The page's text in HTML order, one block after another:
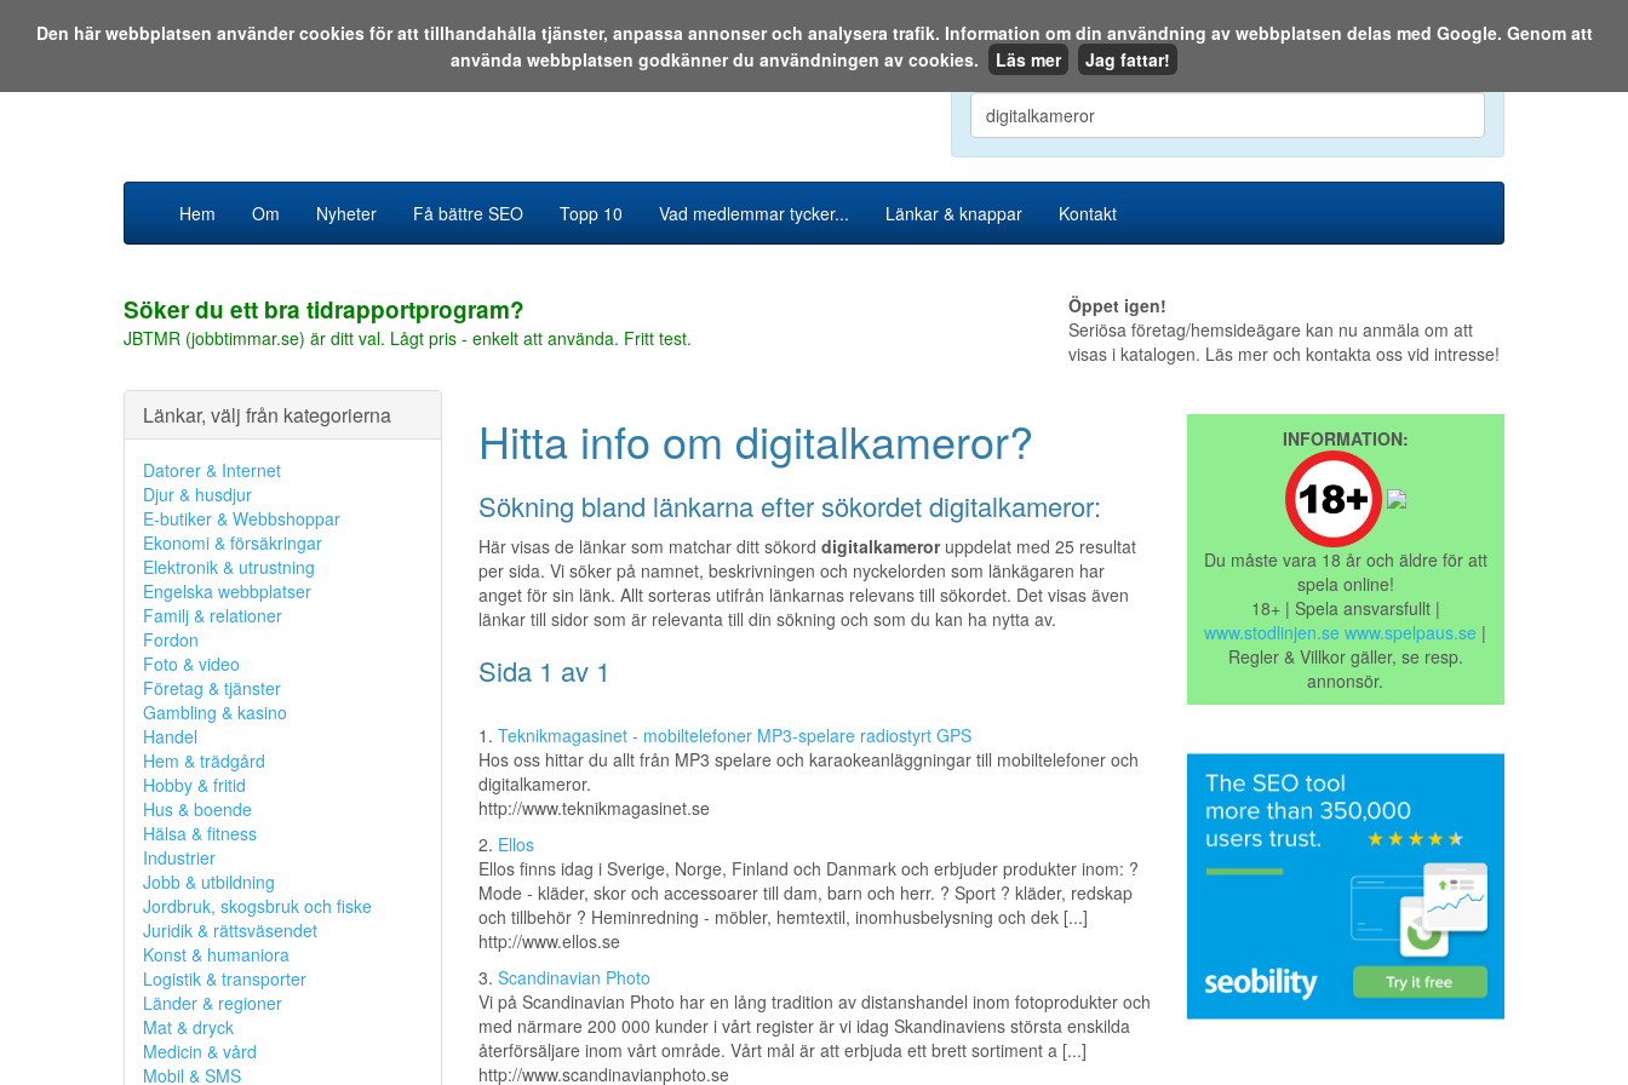
Den 7 augusti 2026
Sök i katalogen eller på webben:
Hem Om Nyheter Få bättre SEO Topp 10 Vad medlemmar tycker... Länkar & knappar Kontakt
Söker du ett bra tidrapportprogram?
JBTMR (jobbtimmar.se) är ditt val. Lågt pris - enkelt att använda. Fritt test.
Öppet igen!
Seriösa företag/hemsideägare kan nu anmäla om att
visas i katalogen. Läs mer och kontakta oss vid intresse!
Länkar, välj från kategorierna
Datorer & Internet
Djur & husdjur
E-butiker & Webbshoppar
Ekonomi & försäkringar
Elektronik & utrustning
Engelska webbplatser
Familj & relationer
Fordon
Foto & video
Företag & tjänster
Gambling & kasino
Handel
Hem & trädgård
Hobby & fritid
Hus & boende
Hälsa & fitness
Industrier
Jobb & utbildning
Jordbruk, skogsbruk och fiske
Juridik & rättsväsendet
Konst & humaniora
Logistik & transporter
Länder & regioner
Mat & dryck
Medicin & vård
Mobil & SMS
Hitta info om digitalkameror?
Sökning bland länkarna efter sökordet digitalkameror:
Här visas de länkar som matchar ditt sökord digitalkameroruppdelat med 25 resultat
per sida. Vi söker på namnet, beskrivningen och nyckelorden som länkägaren har
anget för sin länk. Allt sorteras utifrån länkarnas relevans till sökordet. Det visas även
länkar till sidor som är relevanta till din sökning och som du kan ha nytta av.
Sida 1 av 1
1. Teknikmagasinet - mobiltelefoner MP3-spelare radiostyrt GPS
Hos oss hittar du allt från MP3 spelare och karaokeanläggningar till mobiltelefoner och
digitalkameror.
http://www.teknikmagasinet.se
2. Ellos
Ellos finns idag i Sverige, Norge, Finland och Danmark och erbjuder produkter inom: ?
Mode - kläder, skor och accessoarer till dam, barn och herr. ? Sport ? kläder, redskap
och tillbehör ? Heminredning - möbler, hemtextil, inomhusbelysning och dek [...]
http://www.ellos.se
3. Scandinavian Photo
Vi på Scandinavian Photo har en lång tradition av distanshandel inom fotoprodukter och
med närmare 200 000 kunder i vårt register är vi idag Skandinaviens största enskilda
återförsäljare inom vårt område. Vårt mål är att erbjuda ett brett sortiment a [...]
http://www.scandinavianphoto.se
INFORMATION:
Du måste vara 18 år och äldre för att
spela online!
18+ | Spela ansvarsfullt |
www.stodlinjen.se www.spelpaus.se |
Regler & Villkor gäller, se resp.
annonsör.
Den här webbplatsen använder cookies för att tillhandahålla tjänster, anpassa annonser och analysera trafik. Information om din användning av webbplatsen delas med Google. Genom att
använda webbplatsen godkänner du användningen av cookies.
Läs mer Jag fattar!